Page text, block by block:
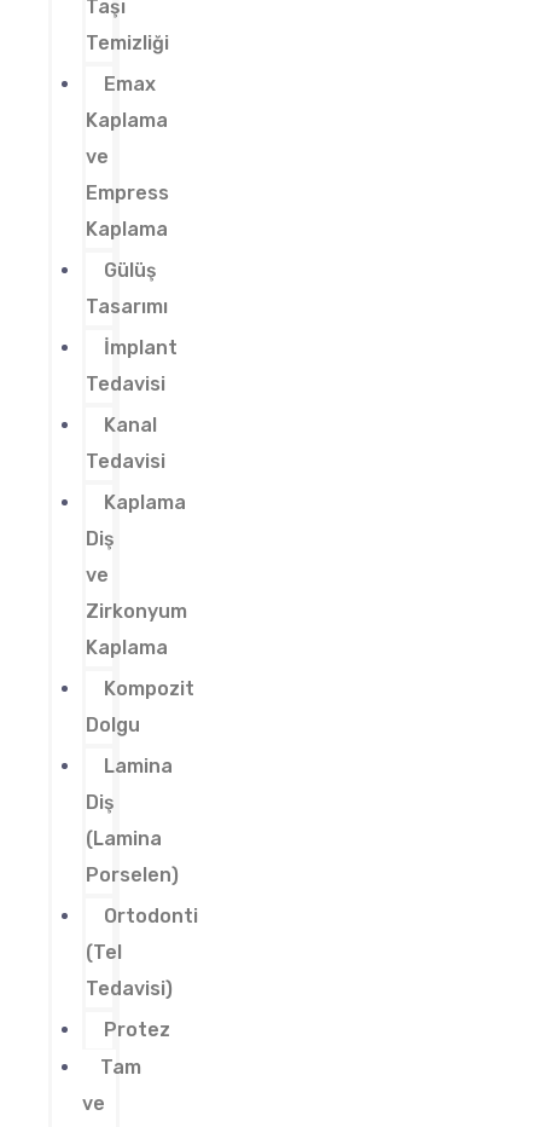
Taşı
Temizliği
Emax
Kaplama
ve
Empress
Kaplama
Gülüş
Tasarımı
İmplant
Tedavisi
Kanal
Tedavisi
Kaplama
Diş
ve
Zirkonyum
Kaplama
Kompozit
Dolgu
Lamina
Diş
(Lamina
Porselen)
Ortodonti
(Tel
Tedavisi)
Protez
Tam
ve